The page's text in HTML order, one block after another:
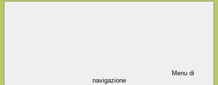
Menu di
navigazione